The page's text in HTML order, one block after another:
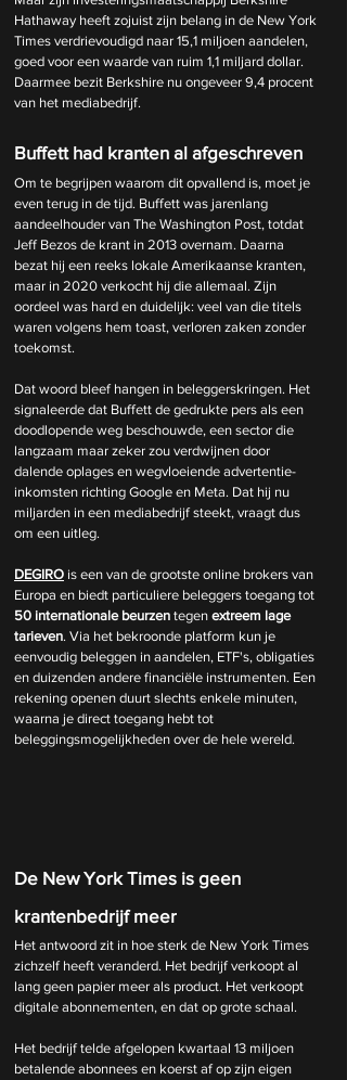
Hathaway heeft zojuist zijn belang in de New York
Times verdrievoudigd naar 15,1 miljoen aandelen,
goed voor een waarde van ruim 1,1 miljard dollar.
Daarmee bezit Berkshire nu ongeveer 9,4 procent
van het mediabedrijf.
Buffett had kranten al afgeschreven
Om te begrijpen waarom dit opvallend is, moet je
even terug in de tijd. Buffett was jarenlang
aandeelhouder van The Washington Post, totdat
Jeff Bezos de krant in 2013 overnam. Daarna
bezat hij een reeks lokale Amerikaanse kranten,
maar in 2020 verkocht hij die allemaal. Zijn
oordeel was hard en duidelijk: veel van die titels
waren volgens hem toast, verloren zaken zonder
toekomst.
Dat woord bleef hangen in beleggerskringen. Het
signaleerde dat Buffett de gedrukte pers als een
doodlopende weg beschouwde, een sector die
langzaam maar zeker zou verdwijnen door
dalende oplages en wegvloeiende advertentie-
inkomsten richting Google en Meta. Dat hij nu
miljarden in een mediabedrijf steekt, vraagt dus
om een uitleg.
DEGIRO is een van de grootste online brokers van
Europa en biedt particuliere beleggers toegang tot
50 internationale beurzen tegen extreem lage
tarieven. Via het bekroonde platform kun je
eenvoudig beleggen in aandelen, ETF's, obligaties
en duizenden andere financiële instrumenten. Een
rekening openen duurt slechts enkele minuten,
waarna je direct toegang hebt tot
beleggingsmogelijkheden over de hele wereld.
De New York Times is geen
krantenbedrijf meer
Het antwoord zit in hoe sterk de New York Times
zichzelf heeft veranderd. Het bedrijf verkoopt al
lang geen papier meer als product. Het verkoopt
digitale abonnementen, en dat op grote schaal.
Het bedrijf telde afgelopen kwartaal 13 miljoen
betalende abonnees en koerst af op zijn eigen